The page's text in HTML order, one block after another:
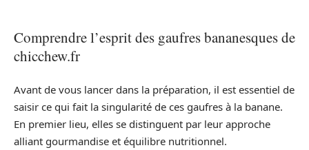
Comprendre l’esprit des gaufres bananesques de
chicchew.fr
Avant de vous lancer dans la préparation, il est essentiel de
saisir ce qui fait la singularité de ces gaufres à la banane.
En premier lieu, elles se distinguent par leur approche
alliant gourmandise et équilibre nutritionnel.